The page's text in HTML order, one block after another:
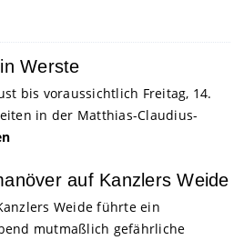
Werste
bis voraussichtlich Freitag, 14.
in der Matthias-Claudius-
auf Kanzlers Weide
Weide führte ein
mutmaßlich gefährliche